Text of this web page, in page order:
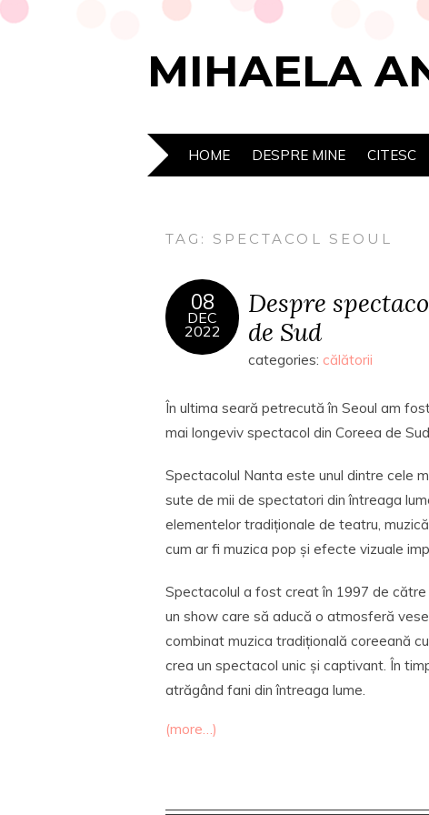
MIHAELA
HOME DESPRE MINE CITESC
TAG: SPECTACOL SEOUL
08
DEC
2022
Despre
de Sud
categories: călătorii
În ultima seară petrecută în Seoul am
mai longeviv spectacol din Coreea de
Spectacolul Nanta este unul dintre cele
sute de mii de spectatori din întreaga
elementelor tradiționale de teatru,
cum ar fi muzica pop și efecte vizuale
Spectacolul a fost creat în 1997 de
un show care să aducă o atmosferă
combinat muzica tradițională coreeană
crea un spectacol unic și captivant. În
atrăgând fani din întreaga lume.
(more…)